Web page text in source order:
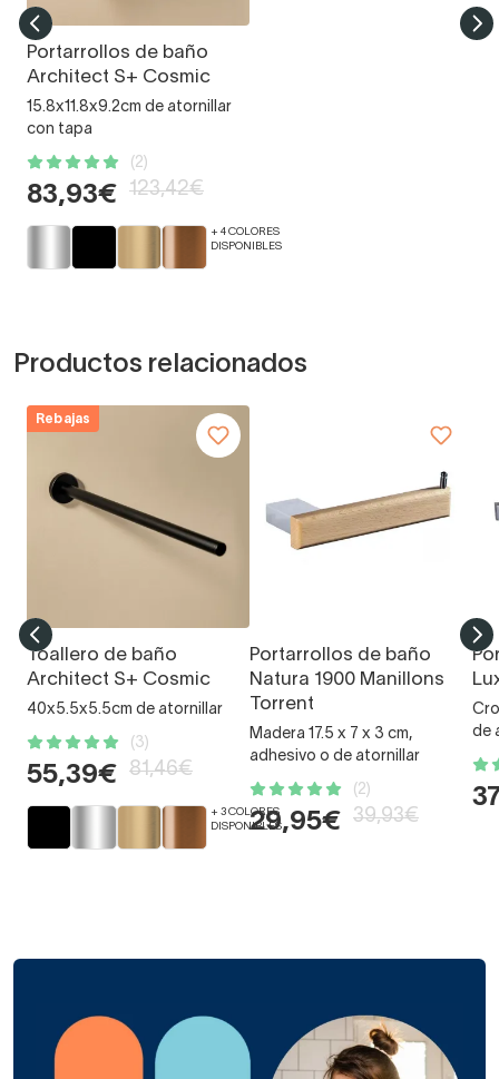
Portarrollos de baño
Architect S+ Cosmic
15.8x11.8x9.2cm de atornillar
con tapa
(2)
83,93€ 123,42€
+ 4 COLORES
DISPONIBLES
Productos relacionados
Rebajas
Toallero de baño
Architect S+ Cosmic
40x5.5x5.5cm de atornillar
(3)
55,39€ 81,46€
+ 3 COLORES
DISPONIBLES
Portarrollos de baño
Natura 1900 Manillons
Torrent
Madera 17.5 x 7 x 3 cm,
adhesivo o de atornillar
(2)
29,95€ 39,93€
de